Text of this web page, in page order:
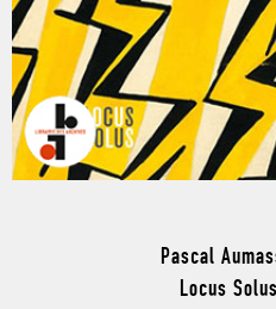
Pascal
Locus